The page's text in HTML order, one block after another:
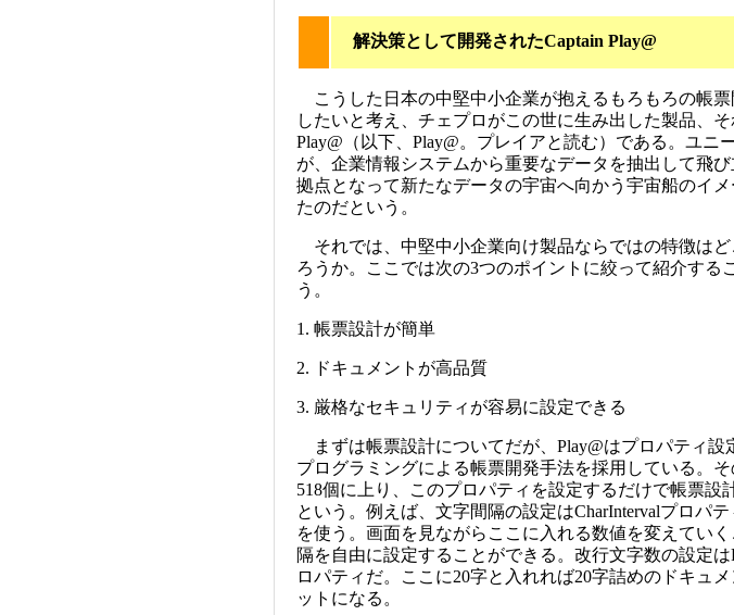
解決策として開発されたCaptain Play@
こうした日本の中堅中小企業が抱えるもろもろの帳
したいと考え、チェプロがこの世に生み出した製品、そ
Play@（以下、Play@。プレイアと読む）である。ユニ
が、企業情報システムから重要なデータを抽出して飛
拠点となって新たなデータの宇宙へ向かう宇宙船のイ
たのだという。
それでは、中堅中小企業向け製品ならではの特徴は
ろうか。ここでは次の3つのポイントに絞って紹介する
う。
1. 帳票設計が簡単
2. ドキュメントが高品質
3. 厳格なセキュリティが容易に設定できる
まずは帳票設計についてだが、Play@はプロパティ設
プログラミングによる帳票開発手法を採用している。
518個に上り、このプロパティを設定するだけで帳票設
という。例えば、文字間隔の設定はCharIntervalプロパ
を使う。画面を見ながらここに入れる数値を変えてい
隔を自由に設定することができる。改行文字数の設定は
ロパティだ。ここに20字と入れれば20字詰めのドキュ
ットになる。